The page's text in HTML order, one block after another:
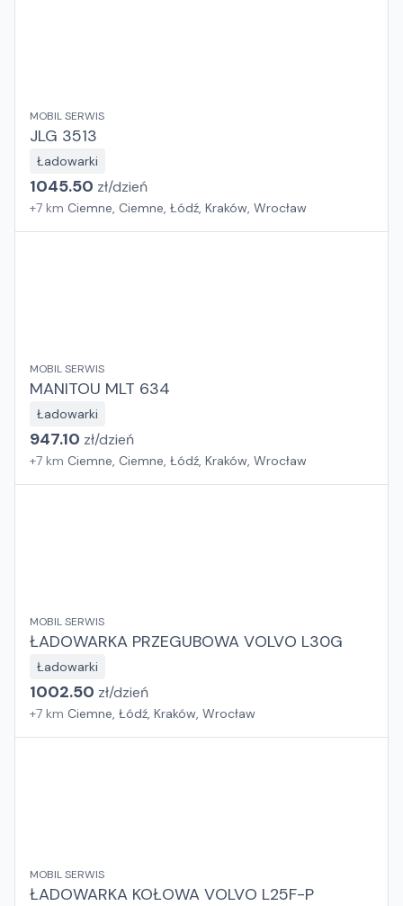
MOBIL SERWIS
JLG 3513
Ładowarki
1045.50 zł/dzień
+7 km Ciemne, Ciemne, Łódź, Kraków, Wrocław
MOBIL SERWIS
MANITOU MLT 634
Ładowarki
947.10 zł/dzień
+7 km Ciemne, Ciemne, Łódź, Kraków, Wrocław
MOBIL SERWIS
ŁADOWARKA PRZEGUBOWA VOLVO L30G
Ładowarki
1002.50 zł/dzień
+7 km Ciemne, Łódź, Kraków, Wrocław
MOBIL SERWIS
ŁADOWARKA KOŁOWA VOLVO L25F-P